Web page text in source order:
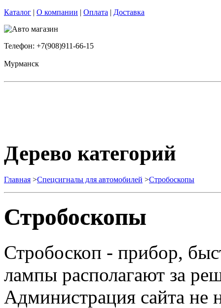
Каталог | О компании | Оплата | Доставка
Телефон: +7(908)911-66-15
Мурманск
Дерево категорий
Главная >Спецсигналы для автомобилей >Стробоскопы
Стробоскопы
Стробоскоп - прибор,
лампы располагают за
Администрация сайта не